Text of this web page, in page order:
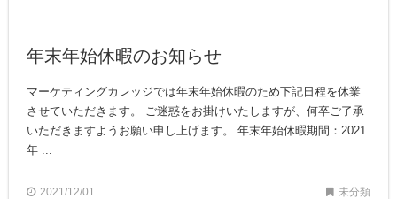
年末年始休暇のお知らせ
マーケティングカレッジでは年末年始休暇のため下記日程を休業
させていただきます。 ご迷惑をお掛けいたしますが、何卒ご了承
いただきますようお願い申し上げます。 年末年始休暇期間：2021
年 ...
2021/12/01 未分類